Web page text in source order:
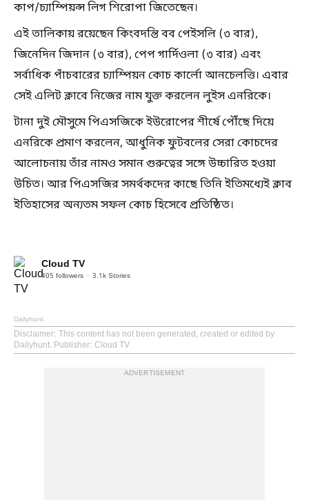
কাপ/চ্যাম্পিয়ন্স লিগ শিরোপা জিতেছেন।
এই তালিকায় রয়েছেন কিংবদন্তি বব পেইসলি (৩ বার),
জিনেদিন জিদান (৩ বার), পেপ গার্দিওলা (৩ বার) এবং
সর্বাধিক পাঁচবারের চ্যাম্পিয়ন কোচ কার্লো আনচেলত্তি। এবার
সেই এলিট ক্লাবে নিজের নাম যুক্ত করলেন লুইস এনরিকে।
টানা দুই মৌসুমে পিএসজিকে ইউরোপের শীর্ষে পৌঁছে দিয়ে
এনরিকে প্রমাণ করলেন, আধুনিক ফুটবলের সেরা কোচদের
আলোচনায় তাঁর নামও সমান গুরুত্বের সঙ্গে উচ্চারিত হওয়া
উচিত। আর পিএসজির সমর্থকদের কাছে তিনি ইতিমধ্যেই ক্লাব
ইতিহাসের অন্যতম সফল কোচ হিসেবে প্রতিষ্ঠিত।
Cloud TV
405 followers 3.1k Stories
Dailyhunt
Disclaimer: This content has not been generated, created or edited by
Dailyhunt. Publisher: Cloud TV
ADVERTISEMENT